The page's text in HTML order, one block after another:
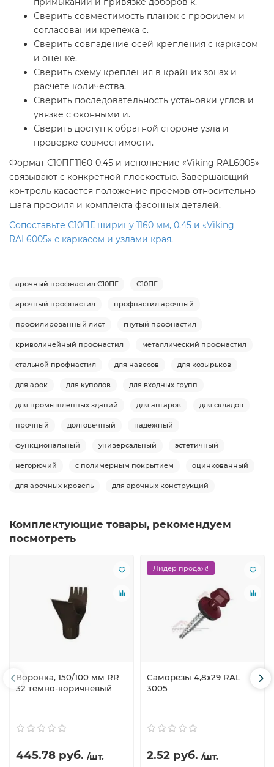
Сверить совместимость планок с профилем и
согласовании крепежа с.
Сверить совпадение осей крепления с каркасом
и оценке.
Сверить схему крепления в крайних зонах и
расчете количества.
Сверить последовательность установки углов и
увязке с оконными и.
Сверить доступ к обратной стороне узла и
проверке совместимости.
Формат С10ПГ-1160-0.45 и исполнение «Viking RAL6005»
связывают с конкретной плоскостью. Завершающий
контроль касается положение проемов относительно
шага профиля и комплекта фасонных деталей.
Сопоставьте С10ПГ, ширину 1160 мм, 0.45 и «Viking
RAL6005» с каркасом и узлами края.
арочный профнастил С10ПГ С10ПГ
арочный профнастил профнастил арочный
профилированный лист гнутый профнастил
криволинейный профнастил металлический профнастил
стальной профнастил для навесов для козырьков
для арок для куполов для входных групп
для промышленных зданий для ангаров для складов
прочный долговечный надежный
функциональный универсальный эстетичный
негорючий с полимерным покрытием оцинкованный
для арочных кровель для арочных конструкций
Комплектующие товары, рекомендуем
посмотреть
Воронка, 150/100 мм RR
32 темно-коричневый
445.78 руб. /шт.
Лидер продаж!
Саморезы 4,8х29 RAL
3005
2.52 руб. /шт.